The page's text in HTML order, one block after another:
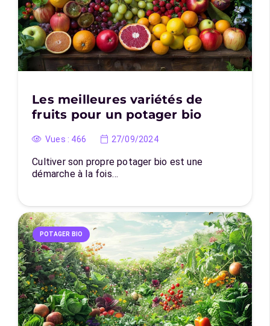
Les meilleures variétés de
fruits pour un potager bio
Vues : 466 27/09/2024
Cultiver son propre potager bio est une
démarche à la fois…
POTAGER BIO